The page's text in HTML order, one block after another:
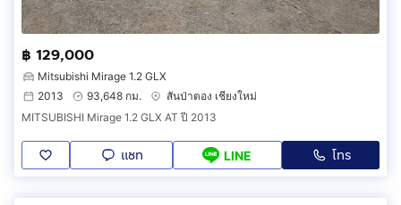
฿ 129,000
Mitsubishi Mirage 1.2 GLX
2013
93,648 กม.
สันป่าตอง เชียงใหม่
MITSUBISHI Mirage 1.2 GLX AT ปี 2013
แชท LINE โทร